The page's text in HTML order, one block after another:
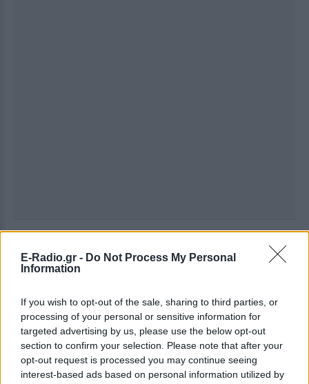
E-Radio.gr - Do Not Process My Personal
Information
If you wish to opt-out of the sale, sharing to third parties, or
processing of your personal or sensitive information for
targeted advertising by us, please use the below opt-out
section to confirm your selection. Please note that after your
opt-out request is processed you may continue seeing
interest-based ads based on personal information utilized by
Google News
και μάθετε πρώτοι τα πιο hot νέα.
ειδήσεων του E-Daily.gr
Ακολουθήστε το E-Radio.gr και στο Instagram
ΔΙΑΦΗΜΙΣΗ